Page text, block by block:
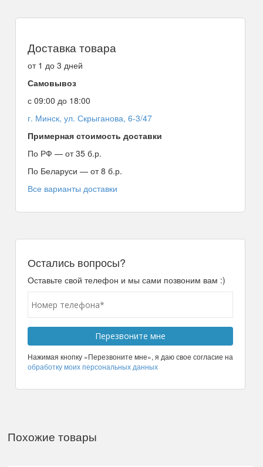
Доставка товара
от 1 до 3 дней
Самовывоз
с 09:00 до 18:00
г. Минск, ул. Скрыганова, 6-3/47
Примерная стоимость доставки
По РФ — от 35 б.р.
По Беларуси — от 8 б.р.
Все варианты доставки
Остались вопросы?
Оставьте свой телефон и мы сами позвоним вам :)
Нажимая кнопку «Перезвоните мне», я даю свое согласие на
обработку моих персональных данных
Похожие товары